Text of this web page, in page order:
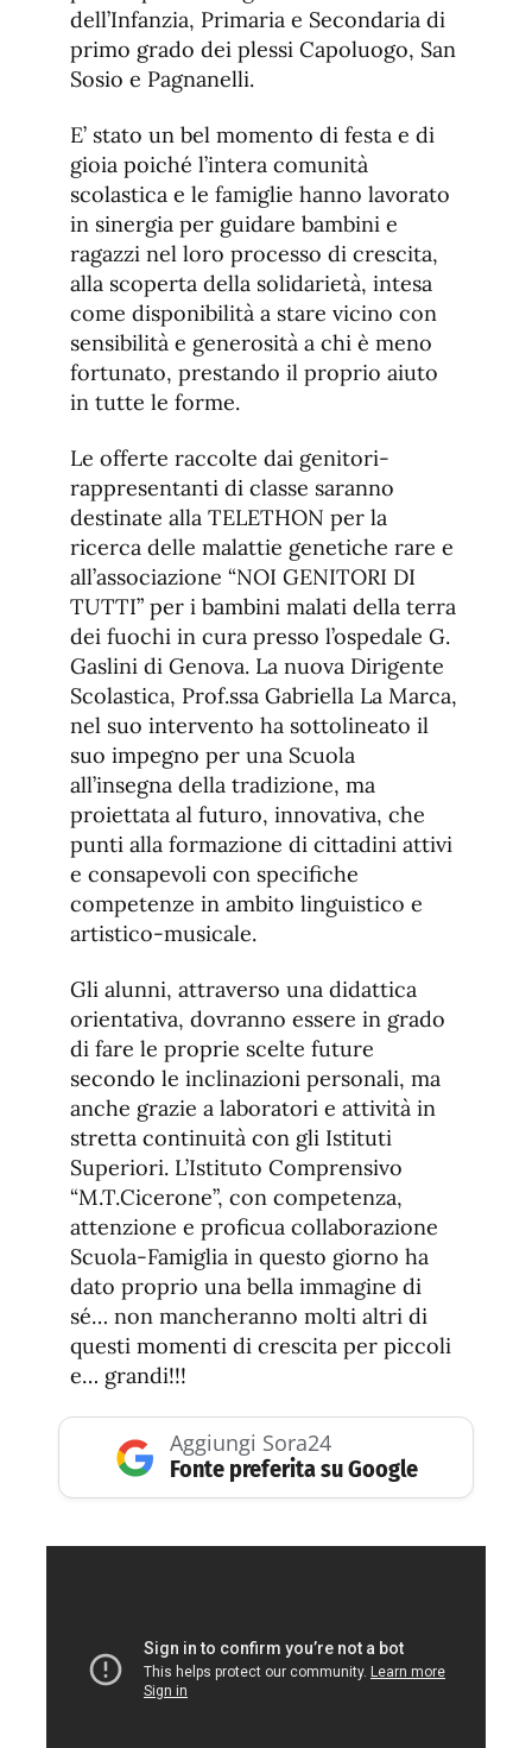
dell’Infanzia, Primaria e Secondaria di
primo grado dei plessi Capoluogo, San
Sosio e Pagnanelli.
E’ stato un bel momento di festa e di
gioia poiché l’intera comunità
scolastica e le famiglie hanno lavorato
in sinergia per guidare bambini e
ragazzi nel loro processo di crescita,
alla scoperta della solidarietà, intesa
come disponibilità a stare vicino con
sensibilità e generosità a chi è meno
fortunato, prestando il proprio aiuto
in tutte le forme.
Le offerte raccolte dai genitori-
rappresentanti di classe saranno
destinate alla TELETHON per la
ricerca delle malattie genetiche rare e
all’associazione “NOI GENITORI DI
TUTTI” per i bambini malati della terra
dei fuochi in cura presso l’ospedale G.
Gaslini di Genova. La nuova Dirigente
Scolastica, Prof.ssa Gabriella La Marca,
nel suo intervento ha sottolineato il
suo impegno per una Scuola
all’insegna della tradizione, ma
proiettata al futuro, innovativa, che
punti alla formazione di cittadini attivi
e consapevoli con specifiche
competenze in ambito linguistico e
artistico-musicale.
Gli alunni, attraverso una didattica
orientativa, dovranno essere in grado
di fare le proprie scelte future
secondo le inclinazioni personali, ma
anche grazie a laboratori e attività in
stretta continuità con gli Istituti
Superiori. L’Istituto Comprensivo
“M.T.Cicerone”, con competenza,
attenzione e proficua collaborazione
Scuola-Famiglia in questo giorno ha
dato proprio una bella immagine di
sé… non mancheranno molti altri di
questi momenti di crescita per piccoli
e… grandi!!!
Aggiungi Sora24
Fonte preferita su Google